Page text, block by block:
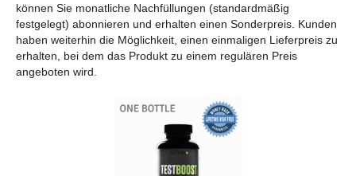
können Sie monatliche Nachfüllungen (standardmäßig
festgelegt) abonnieren und erhalten einen Sonderpreis. Kunden
haben weiterhin die Möglichkeit, einen einmaligen Lieferpreis zu
erhalten, bei dem das Produkt zu einem regulären Preis
angeboten wird.